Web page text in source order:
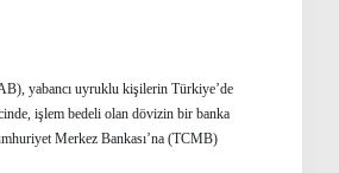
yabancı uyruklu kişilerin Türkiye’de
işlem bedeli olan dövizin bir banka
Merkez Bankası’na (TCMB)